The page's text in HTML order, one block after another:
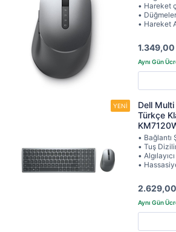
• Hareket
•
• Hareket
1.349,00
Dell
Türkçe
• Bağlantı
• Tuş
•
•